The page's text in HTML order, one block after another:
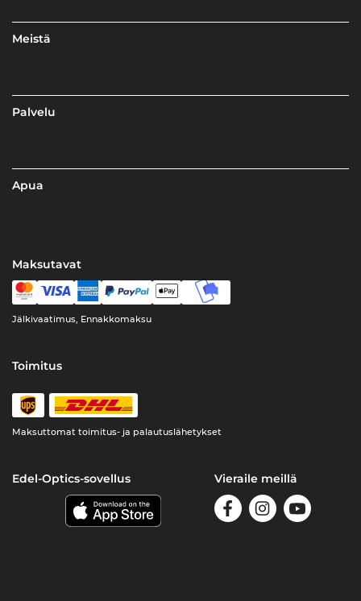
Meistä
Palvelu
Apua
Maksutavat
Jälkivaatimus, Ennakkomaksu
Toimitus
Maksuttomat toimitus- ja palautuslähetykset
Edel-Optics-sovellus Vieraile meillä